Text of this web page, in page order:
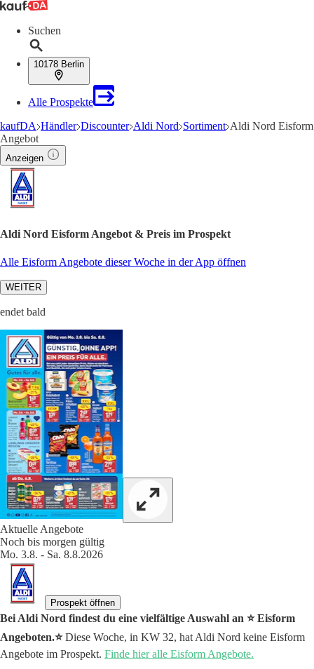
Suchen
10178 Berlin
Alle Prospekte
kaufDA Händler Discounter Aldi Nord Sortiment Aldi Nord Eisform
Angebot
Anzeigen
Aldi Nord Eisform Angebot & Preis im Prospekt
Alle Eisform Angebote dieser Woche in der App öffnen
WEITER
endet bald
Aktuelle Angebote
Noch bis morgen gültig
Mo. 3.8. - Sa. 8.8.2026
Prospekt öffnen
Bei Aldi Nord findest du eine vielfältige Auswahl an ⭐️ Eisform
Angeboten.⭐️Diese Woche, in KW 32, hat Aldi Nord keine Eisform
Angebote im Prospekt. Finde hier alle Eisform Angebote.